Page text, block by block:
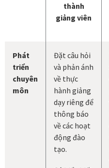
thành
giảng viên
Phát
triển
chuyên
môn
Đặt câu hỏi
và phản ánh
về thực
hành giảng
dạy riêng để
thông báo
về các hoạt
động đào
tạo.